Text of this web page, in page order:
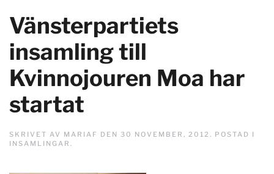
Vänsterpartiets
insamling till
Kvinnojouren Moa har
startat
SKRIVET AV MARIAF DEN 30 NOVEMBER, 2012 . POSTAD I
INSAMLINGAR .